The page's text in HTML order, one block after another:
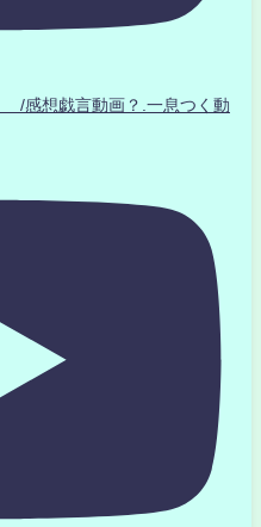
感想戯言動画？.一息つく動